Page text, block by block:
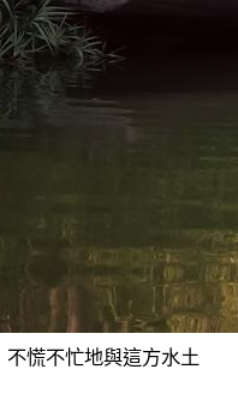
慌不忙地與這方水土